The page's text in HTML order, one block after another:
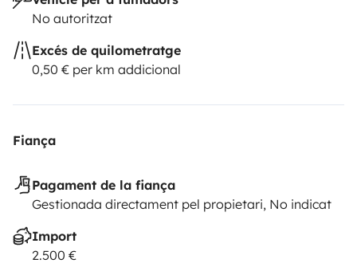
No autoritzat
Excés de quilometratge
0,50 € per km addicional
Fiança
Pagament de la fiança
Gestionada directament pel propietari, No indicat
Import
2.500 €